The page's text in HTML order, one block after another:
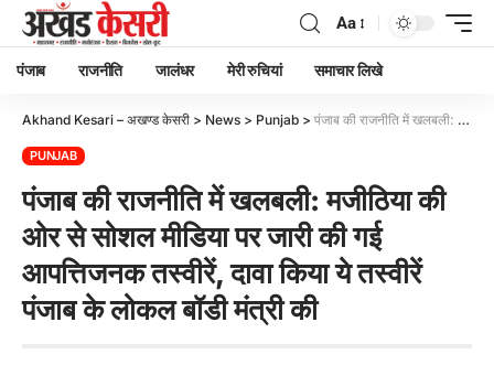
Aa
पंजाब राजनीति जालंधर मेरी रुचियां समाचार लिखे
Akhand Kesari – अखण्ड केसरी > News > Punjab > पंजाब की राजनीति में खलबली: मजीठिया की ओर से सोशल मीडिया पर जारी की गई आपत्तिजनक तस्वीरें, दावा किया ये तस्वीरें पंजाब के लोकल बॉडी मंत्री की
PUNJAB
पंजाब की राजनीति में खलबली: मजीठिया की
ओर से सोशल मीडिया पर जारी की गई
आपत्तिजनक तस्वीरें, दावा किया ये तस्वीरें
पंजाब के लोकल बॉडी मंत्री की